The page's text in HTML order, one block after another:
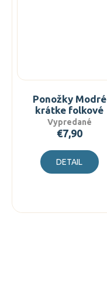
Ponožky Modré
krátke folkové
Vypredané
€7,90
DETAIL